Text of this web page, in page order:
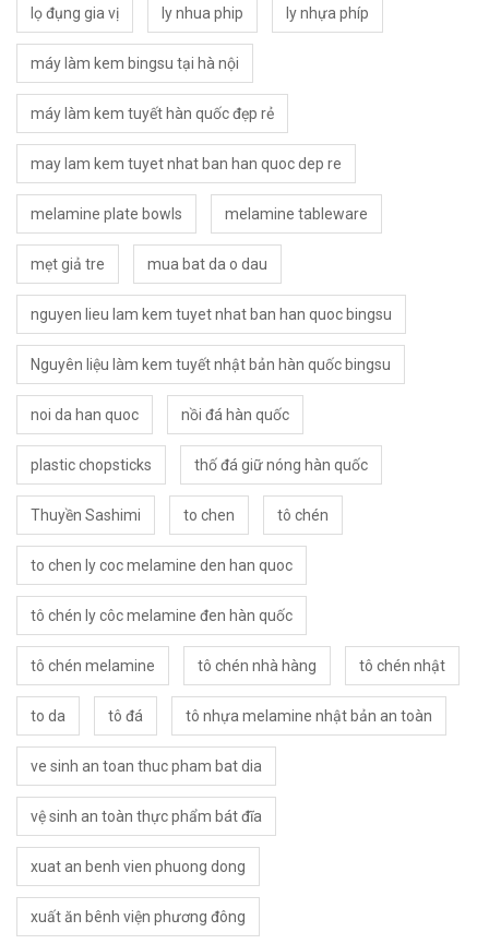
lọ đụng gia vị ly nhua phip ly nhựa phíp
máy làm kem bingsu tại hà nội
máy làm kem tuyết hàn quốc đẹp rẻ
may lam kem tuyet nhat ban han quoc dep re
melamine plate bowls melamine tableware
mẹt giả tre mua bat da o dau
nguyen lieu lam kem tuyet nhat ban han quoc bingsu
Nguyên liệu làm kem tuyết nhật bản hàn quốc bingsu
noi da han quoc nồi đá hàn quốc
plastic chopsticks thố đá giữ nóng hàn quốc
Thuyền Sashimi to chen tô chén
to chen ly coc melamine den han quoc
tô chén ly côc melamine đen hàn quốc
tô chén melamine tô chén nhà hàng tô chén nhật
to da tô đá tô nhựa melamine nhật bản an toàn
ve sinh an toan thuc pham bat dia
vệ sinh an toàn thực phẩm bát đĩa
xuat an benh vien phuong dong
xuất ăn bênh viện phương đông